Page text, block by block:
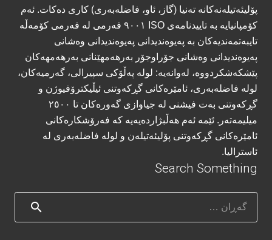
پۆلیئەتیلەنەکانە تەنیا (گاز، ئاو، فاضلەبەری) کاری دەکات. ئەم
کۆمپانیایە بە تاییدنامەی ISO ٩٠٠١ فەرمی لە فەرمی کۆمەڵە
تایبەتمەندیەکان بە پەیوەندیدانی پەیوەندیدانی وەشانی
پەیوەندیدانی وەشانی جۆراوجۆر بەرھەمھێنانی بەرهەمهەکان
پێشکەشکردووە، لەوانەیە: لولە پەڵۆکی سپیرالی، گەرمیەکان،
لولە فاضلەبەری، ئامێرەکانی گڕکەوتنی ئیڵیکترۆفیوژن و
گڕکەوتنی بەت فیشنی لە جیاوازی گەورەکان تا ٢٥٠٠
میلیمەتەر. ئێمە ئەم هەڵبژاردەیەیە کە فەرۆشکارەکانی
ئامێرەکانی گڕکەوتنی پۆلیئەتیلەن و لولە فاضلەبەری لە
ئاسترالیا.
Search Something